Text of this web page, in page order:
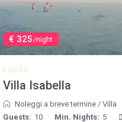
€ 325/night
Villa Isabella
Noleggi a breve termine/ Villa
Guests: 10 Min. Nights: 5